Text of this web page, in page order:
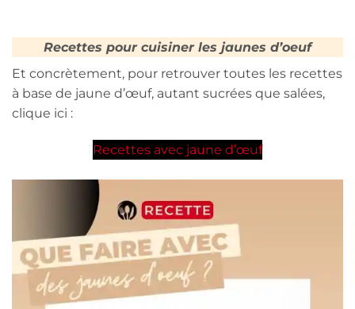
Recettes pour cuisiner les jaunes d’oeuf
Et concrètement, pour retrouver toutes les recettes
à base de jaune d’œuf, autant sucrées que salées,
clique ici :
Recettes avec jaune d’œuf